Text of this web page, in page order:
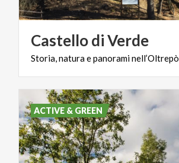
CastellodiVerde
Storia,naturaepanoraminell’Oltrepò
ACTIVE & GREEN